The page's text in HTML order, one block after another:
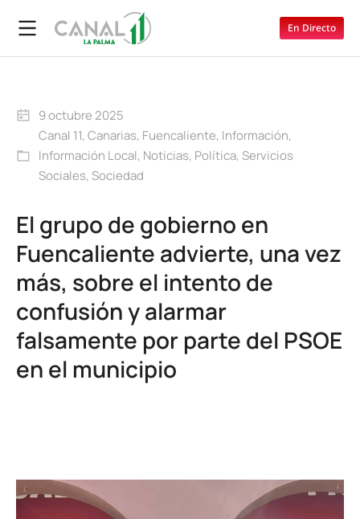
En Directo
9 octubre 2025
Canal 11, Canarias, Fuencaliente, Información,
Información Local, Noticias, Política, Servicios
Sociales, Sociedad
El grupo de gobierno en
Fuencaliente advierte, una vez
más, sobre el intento de
confusión y alarmar
falsamente por parte del PSOE
en el municipio